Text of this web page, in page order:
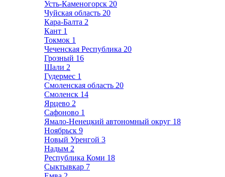
Усть-Каменогорск 20
Чуйская область 20
Кара-Балта 2
Кант 1
Токмок 1
Чеченская Республика 20
Грозный 16
Шали 2
Гудермес 1
Смоленская область 20
Смоленск 14
Ярцево 2
Сафоново 1
Ямало-Ненецкий автономный округ 18
Ноябрьск 9
Новый Уренгой 3
Надым 2
Республика Коми 18
Сыктывкар 7